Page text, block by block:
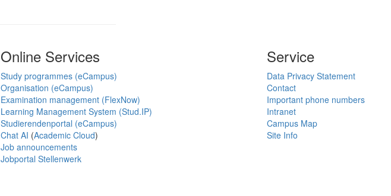
Online Services
Study programmes (eCampus)
Organisation (eCampus)
Examination management (FlexNow)
Learning Management System (Stud.IP)
Studierendenportal (eCampus)
Chat AI (Academic Cloud)
Job announcements
Jobportal Stellenwerk
Service
Data Privacy Statement
Contact
Important phone numbers
Intranet
Campus Map
Site Info